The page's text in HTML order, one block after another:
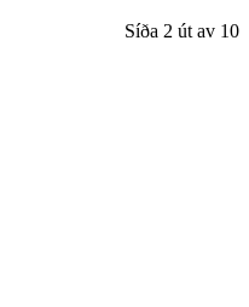
Síða 2 út av 10